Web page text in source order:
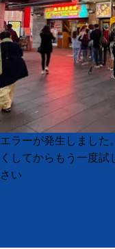
Product
List
Product
List
エラーが発生しました
くしてからもう一度試
さい